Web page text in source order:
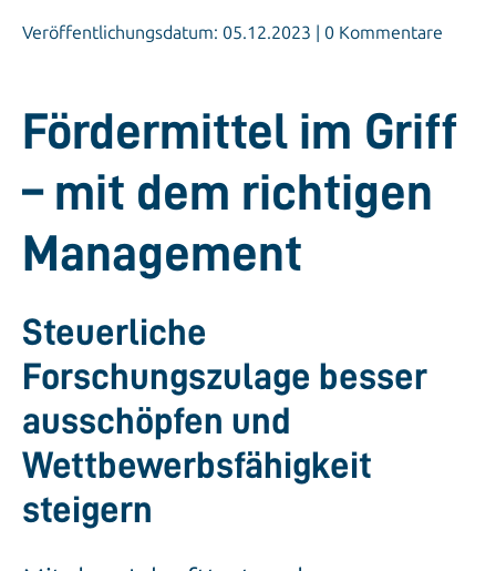
Veröffentlichungsdatum: 05.12.2023 | 0 Kommentare
Fördermittel im Griff
– mit dem richtigen
Management
Steuerliche
Forschungszulage besser
ausschöpfen und
Wettbewerbsfähigkeit
steigern